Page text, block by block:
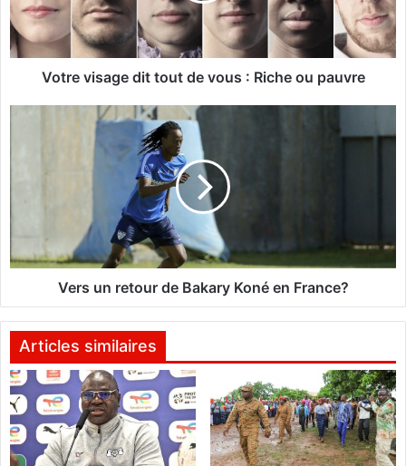
i
s
a
e
o
u
:
R
i
c
h
e
Votre visage dit tout de vous : Riche ou pauvre
t
u
r
e
B
a
k
a
r
Vers un retour de Bakary Koné en France?
Articles similaires